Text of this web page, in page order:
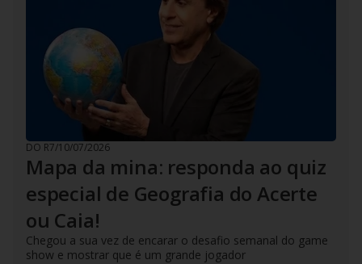
DO R7/10/07/2026
Mapa da mina: responda ao quiz
especial de Geografia do Acerte
ou Caia!
Chegou a sua vez de encarar o desafio semanal do game
show e mostrar que é um grande jogador